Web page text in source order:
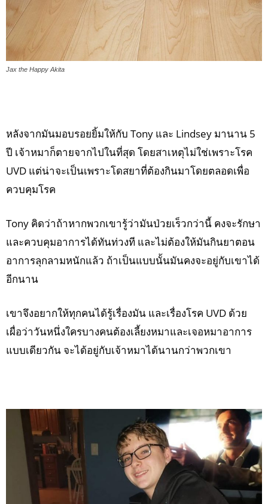
Jax the Happy Akita
หลังจากมันมอบรอยยิ้มให้กับ Tony และ Lindsey มานาน 5
ปี เจ้าหมาก็ตายจากไปในที่สุด โดยสาเหตุไม่ใช่เพราะโรค
UVD แต่น่าจะเป็นเพราะโดสยาที่ต้องกินมาโดยตลอดเพื่อ
ควบคุมโรค
Tony คิดว่าถ้าหากพวกเขารู้ว่ามันป่วยเร็วกว่านี้ คงจะรักษา
และควบคุมอาการได้ทันท่วงที และไม่ต้องให้มันกินยาตอน
อาการลุกลามหนักแล้ว ถ้าเป็นแบบนั้นมันคงจะอยู่กับเขาได้
อีกนาน
เขาจึงอยากให้ทุกคนได้รู้เรื่องมัน และเรื่องโรค UVD ด้วย
เผื่อว่าวันหนึ่งใครบางคนต้องเลี้ยงหมาและเจอหมาอาการ
แบบเดียวกัน จะได้อยู่กับเจ้าหมาได้นานกว่าพวกเขา